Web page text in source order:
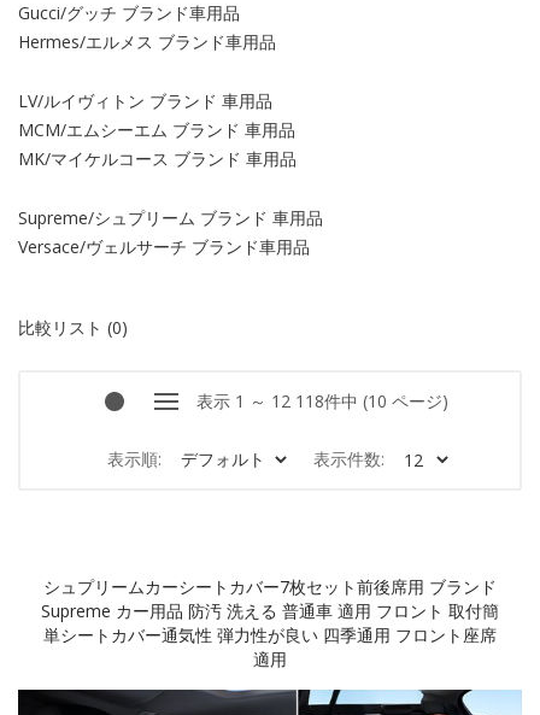
Gucci/グッチ ブランド車用品
Hermes/エルメス ブランド車用品
LV/ルイヴィトン ブランド 車用品
MCM/エムシーエム ブランド 車用品
MK/マイケルコース ブランド 車用品
Supreme/シュプリーム ブランド 車用品
Versace/ヴェルサーチ ブランド車用品
比較リスト (0)
表示 1 ～ 12 118件中 (10 ページ)
表示順: 表示件数:
シュプリームカーシートカバー7枚セット前後席用 ブランド
Supreme カー用品 防汚 洗える 普通車 適用 フロント 取付簡
単シートカバー通気性 弾力性が良い 四季通用 フロント座席
適用